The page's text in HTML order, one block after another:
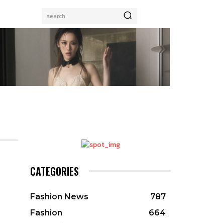
search
CATEGORIES
Fashion News
787
Fashion
664